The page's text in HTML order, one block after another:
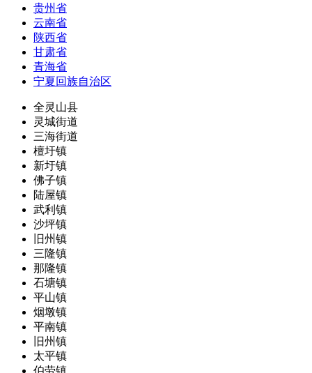
贵州省
云南省
陕西省
甘肃省
青海省
宁夏回族自治区
全灵山县
灵城街道
三海街道
檀圩镇
新圩镇
佛子镇
陆屋镇
武利镇
沙坪镇
旧州镇
三隆镇
那隆镇
石塘镇
平山镇
烟墩镇
平南镇
旧州镇
太平镇
伯劳镇